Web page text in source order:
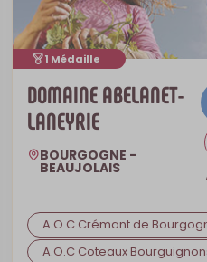
DOMAINE ABELANET-
LANEYRIE
1 Médaille
BOURGOGNE -
BEAUJOLAIS
A.O.C Crémant de
A.O.C Coteaux